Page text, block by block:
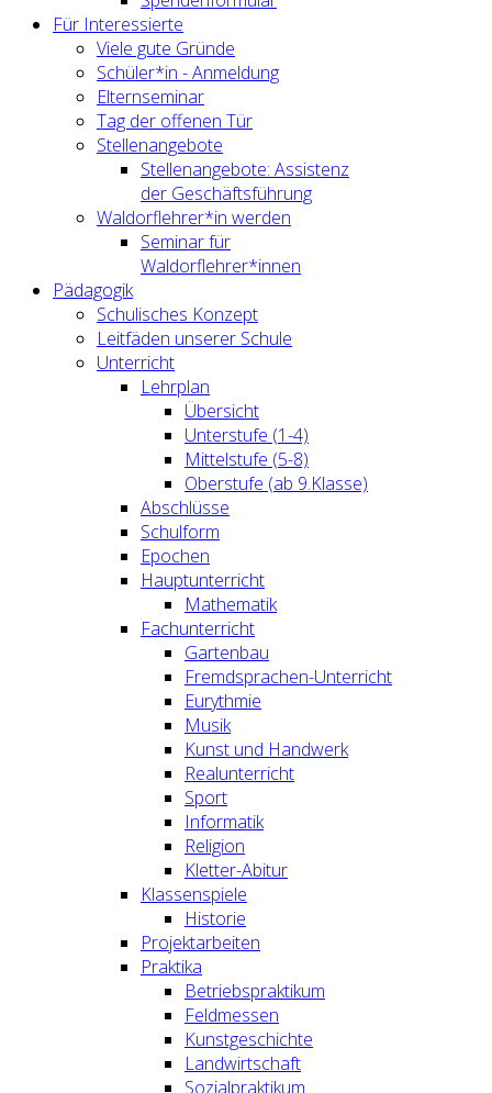
Für Interessierte
Viele gute Gründe
Schüler*in - Anmeldung
Elternseminar
Tag der offenen Tür
Stellenangebote
Stellenangebote: Assistenz
der Geschäftsführung
Waldorflehrer*in werden
Seminar für
Waldorflehrer*innen
Pädagogik
Schulisches Konzept
Leitfäden unserer Schule
Unterricht
Lehrplan
Übersicht
Unterstufe (1-4)
Mittelstufe (5-8)
Oberstufe (ab 9.Klasse)
Abschlüsse
Schulform
Epochen
Hauptunterricht
Mathematik
Fachunterricht
Gartenbau
Fremdsprachen-Unterricht
Eurythmie
Musik
Kunst und Handwerk
Realunterricht
Sport
Informatik
Religion
Kletter-Abitur
Klassenspiele
Historie
Projektarbeiten
Praktika
Betriebspraktikum
Feldmessen
Kunstgeschichte
Landwirtschaft
Sozialpraktikum